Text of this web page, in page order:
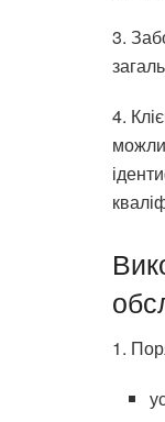
3.
4.
1.